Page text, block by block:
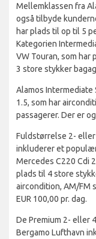
Mellemklassen fra
også tilbyde
har plads til op til 5
Kategorien
VW Touran, som har
3 store stykker
Alamos Intermediate
1.5, som har
passagerer. Der er
Fuldstørrelse 2-
inkluderer et
Mercedes C220 Cdi
plads til 4 store
aircondition, AM/FM
EUR 100,00 pr. dag.
De Premium 2- eller
Bergamo Lufthavn